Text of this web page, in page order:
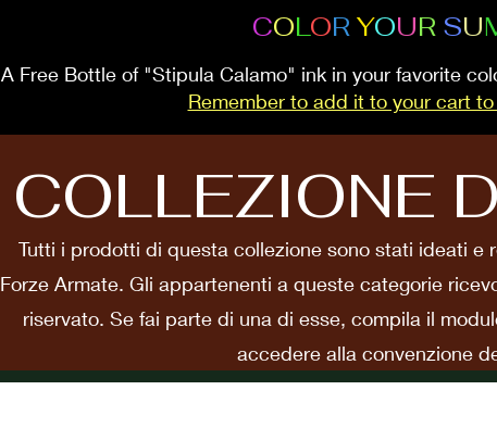
COLORYOUR SU
A Free Bottle of "Stipula Calamo" ink in your favorite
Remember to add it to your cart
Tutti i prodotti di questa collezione sono stati ideati e
Forze Armate. Gli appartenenti a queste categorie
riservato. Se fai parte di una di esse, compila il
accedere alla convenzione
COLLEZIONE